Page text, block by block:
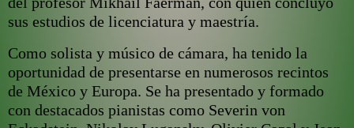
sus estudios de licenciatura y maestría.
Como solista y músico de cámara, ha tenido la
oportunidad de presentarse en numerosos recintos
de México y Europa. Se ha presentado y formado
con destacados pianistas como Severin von